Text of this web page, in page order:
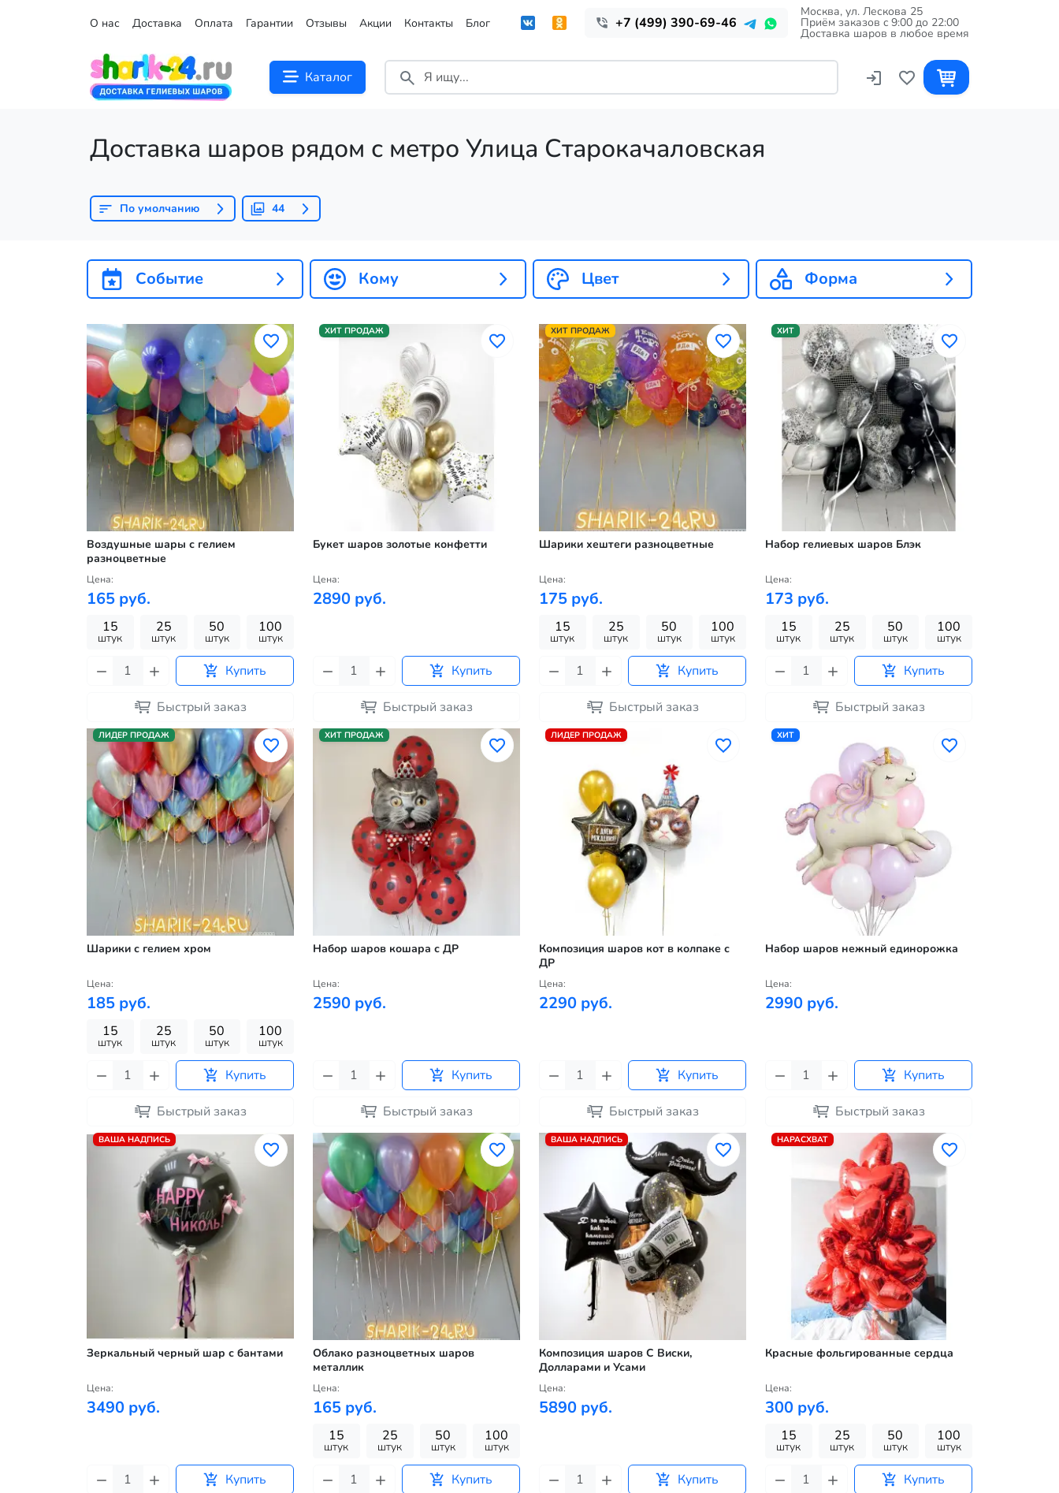
О нас Доставка Оплата Гарантии Отзывы Акции Контакты Блог +7 (499) 390-69-46
Москва, ул. Лескова 25
Приём заказов c 9:00 до 22:00
Доставка шаров в любое время
Каталог
Доставка шаров рядом с метро Улица Старокачаловская
По умолчанию 44
Событие Кому Цвет Форма
Воздушные шары с гелием
разноцветные
Цена:
165 руб.
15
штук
25
штук
50
штук
100
штук
Купить
Быстрый заказ
ХИТ ПРОДАЖ
Букет шаров золотые конфетти
Цена:
2890 руб.
Купить
Быстрый заказ
ХИТ ПРОДАЖ
Шарики хештеги разноцветные
Цена:
175 руб.
15
штук
25
штук
50
штук
100
штук
Купить
Быстрый заказ
ХИТ
Набор гелиевых шаров Блэк
Цена:
173 руб.
15
штук
25
штук
50
штук
100
штук
Купить
Быстрый заказ
ЛИДЕР ПРОДАЖ
Шарики с гелием хром
Цена:
185 руб.
15
штук
25
штук
50
штук
100
штук
Купить
Быстрый заказ
ХИТ ПРОДАЖ
Набор шаров кошара с ДР
Цена:
2590 руб.
Купить
Быстрый заказ
ЛИДЕР ПРОДАЖ
Композиция шаров кот в колпаке с
ДР
Цена:
2290 руб.
Купить
Быстрый заказ
ХИТ
Набор шаров нежный единорожка
Цена:
2990 руб.
Купить
Быстрый заказ
ВАША НАДПИСЬ
Зеркальный черный шар с бантами
Цена:
3490 руб.
Купить
Облако разноцветных шаров
металлик
Цена:
165 руб.
15
штук
25
штук
50
штук
100
штук
Купить
ВАША НАДПИСЬ
Композиция шаров С Виски,
Долларами и Усами
Цена:
5890 руб.
Купить
НАРАСХВАТ
Красные фольгированные сердца
Цена:
300 руб.
15
штук
25
штук
50
штук
100
штук
Купить